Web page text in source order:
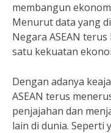
membangun
Menurut data yang
Negara ASEAN
satu kekuatan
Dengan adanya
ASEAN terus
penjajahan dan
lain di dunia. Seperti